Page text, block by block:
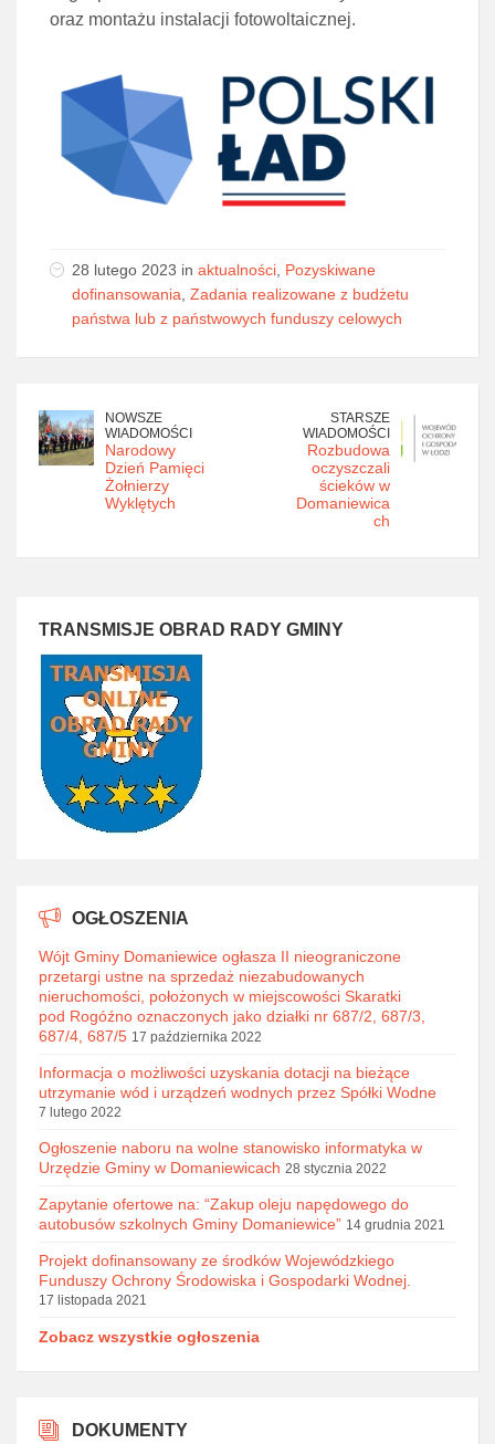
oraz montażu instalacji fotowoltaicznej.
28 lutego 2023 in aktualności Pozyskiwane
dofinansowania Zadania realizowane z budżetu
państwa lub z państwowych funduszy celowych
NOWSZE
WIADOMOŚCI
Narodowy
Dzień Pamięci
Żołnierzy
Wyklętych
STARSZE
WIADOMOŚCI
Rozbudowa
oczyszczali
ścieków w
Domaniewica
ch
TRANSMISJE OBRAD RADY GMINY
OGŁOSZENIA
Wójt Gminy Domaniewice ogłasza II nieograniczone
przetargi ustne na sprzedaż niezabudowanych
nieruchomości, położonych w miejscowości Skaratki
pod Rogóźno oznaczonych jako działki nr 687/2, 687/3,
687/4, 687/5 17 października 2022
Informacja o możliwości uzyskania dotacji na bieżące
utrzymanie wód i urządzeń wodnych przez Spółki Wodne
7 lutego 2022
Ogłoszenie naboru na wolne stanowisko informatyka w
Urzędzie Gminy w Domaniewicach 28 stycznia 2022
Zapytanie ofertowe na: “Zakup oleju napędowego do
autobusów szkolnych Gminy Domaniewice” 14 grudnia 2021
Projekt dofinansowany ze środków Wojewódzkiego
Funduszy Ochrony Środowiska i Gospodarki Wodnej.
17 listopada 2021
Zobacz wszystkie ogłoszenia
DOKUMENTY